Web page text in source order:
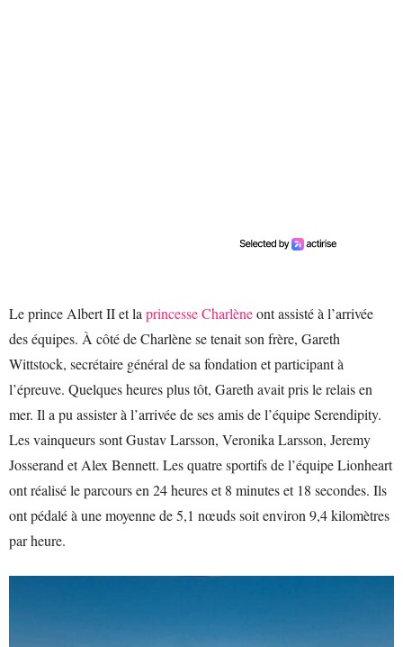
Le prince Albert II et la princesse Charlèneont assisté à l’arrivée
des équipes. À côté de Charlène se tenait son frère, Gareth
Wittstock, secrétaire général de sa fondation et participant à
l’épreuve. Quelques heures plus tôt, Gareth avait pris le relais en
mer. Il a pu assister à l’arrivée de ses amis de l’équipe Serendipity.
Les vainqueurs sont Gustav Larsson, Veronika Larsson, Jeremy
Josserand et Alex Bennett. Les quatre sportifs de l’équipe Lionheart
ont réalisé le parcours en 24 heures et 8 minutes et 18 secondes. Ils
ont pédalé à une moyenne de 5,1 nœuds soit environ 9,4 kilomètres
par heure.